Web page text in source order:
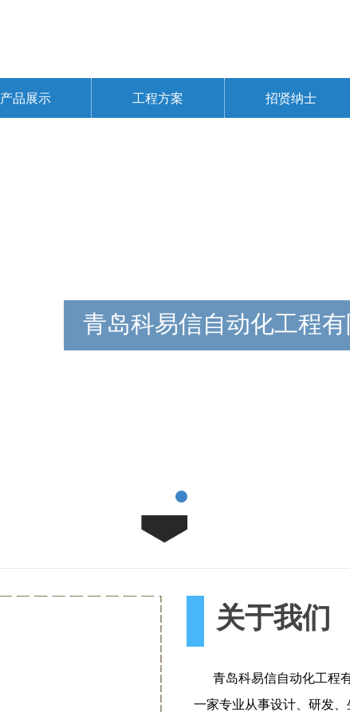
青岛科易信自动化工程
产品展示 工程方案 招贤纳士
关于我们
青岛科易信自动化工程
一家专业从事设计、研发